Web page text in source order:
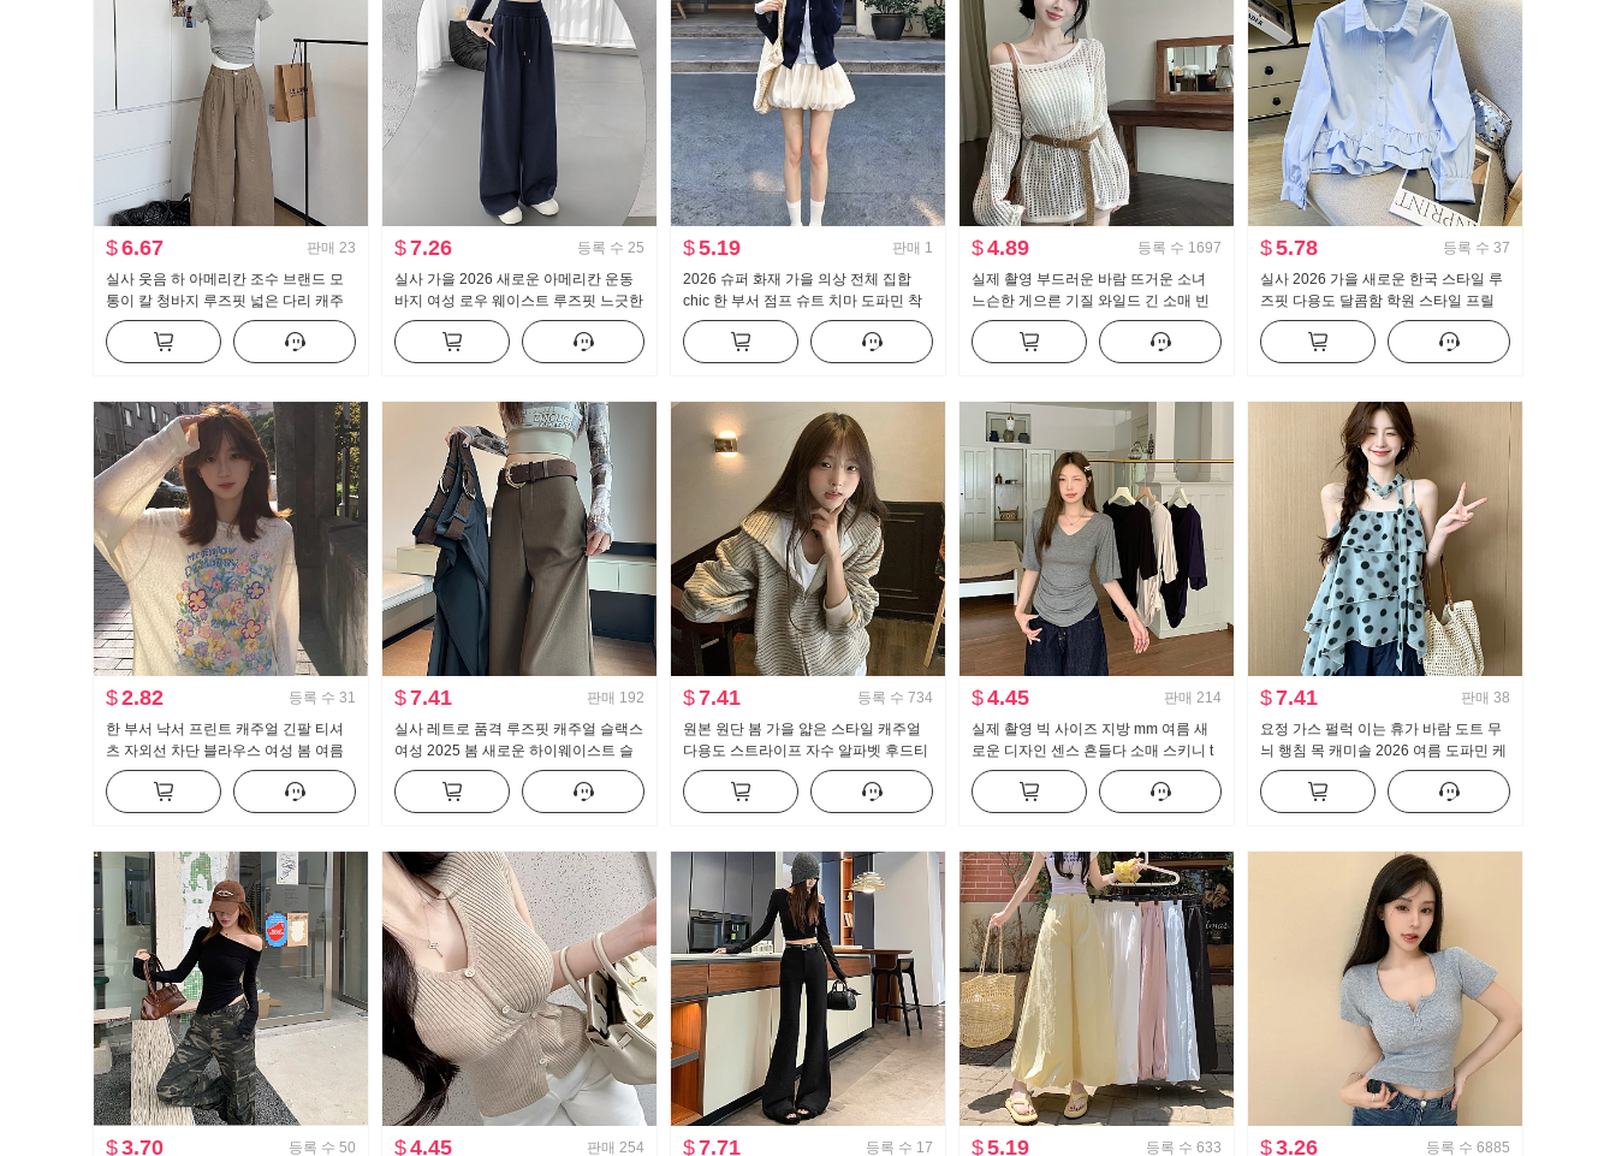
$6.67 판매 23
실사 웃음 하 아메리칸 조수 브랜드 모
통이 칼 청바지 루즈핏 넓은 다리 캐주
얼 바지
$7.26 등록 수 25
실사 가을 2026 새로운 아메리칸 운동
바지 여성 로우 웨이스트 루즈핏 느긋한
넓은 다리 캐주얼 웨이 바지 와이드 레
그 팬츠 어린이
$5.19 판매 1
2026 슈퍼 화재 가을 의상 전체 집합
chic 한 부서 점프 슈트 치마 도파민 착
용 가져 가라. 달콤함 학원 스타일 세트
여성
$4.89 등록 수 1697
실제 촬영 부드러운 바람 뜨거운 소녀
느슨한 게으른 기질 와일드 긴 소매 빈
뜨개질 블라우스 캐미솔
$5.78 등록 수 37
실사 2026 가을 새로운 한국 스타일 루
즈핏 다용도 달콤함 학원 스타일 프릴
긴팔 셔츠 여성 셔츠
$2.82 등록 수 31
한 부서 낙서 프린트 캐주얼 긴팔 티셔
츠 자외선 차단 블라우스 여성 봄 여름
루즈핏 느긋한 차가운 센스 라운드 넥
맨위
$7.41 판매 192
실사 레트로 품격 루즈핏 캐주얼 슬랙스
여성 2025 봄 새로운 하이웨이스트 슬
림해 보이는 도루 센스 바닥 청소 바지
긴 바지
$7.41 등록 수 734
원본 원단 봄 가을 얇은 스타일 캐주얼
다용도 스트라이프 자수 알파벳 후드티
재킷
$4.45 판매 214
실제 촬영 빅 사이즈 지방 mm 여름 새
로운 디자인 센스 흔들다 소매 스키니 t
캐주얼 슬림해 보이는 몸매 가꾸기 만나
는 맨위
$7.41 판매 38
요정 가스 펄럭 이는 휴가 바람 도트 무
늬 행침 목 캐미솔 2026 여름 도파민 케
이크 퍼프 인형 셔츠 맨위
$3.70 등록 수 50
$4.45 판매 254
$7.71 등록 수 17
$5.19 등록 수 633
$3.26 등록 수 6885